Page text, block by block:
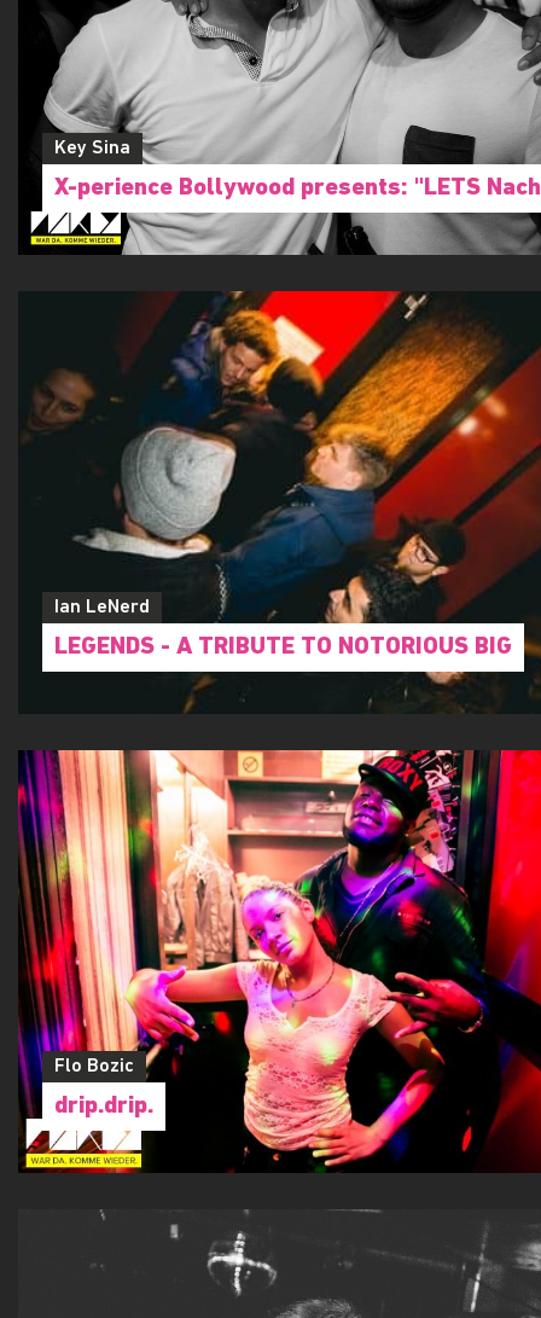
Key Sina
X-perience Bollywood presents: "LETS
Ian LeNerd
LEGENDS - A TRIBUTE TO NOTORIOUS BIG
Flo Bozic
drip.drip.